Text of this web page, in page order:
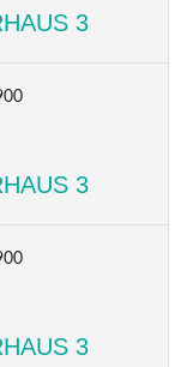
3
3
3